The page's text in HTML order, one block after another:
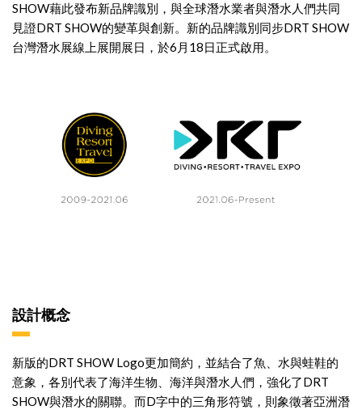
SHOW藉此發布新品牌識別，與全球潛水業者與潛水人們共同
見證DRT SHOW的變革與創新。新的品牌識別同步DRT SHOW
台灣潛水展線上展開展日，於6月18日正式啟用。
設計概念
新版的DRT SHOW Logo更加簡約，並結合了魚、水與蛙鞋的
意象，各別代表了海洋生物、海洋與潛水人們，強化了DRT
SHOW與潛水的關聯。而D字中的三角形符號，則象徵著亞洲潛